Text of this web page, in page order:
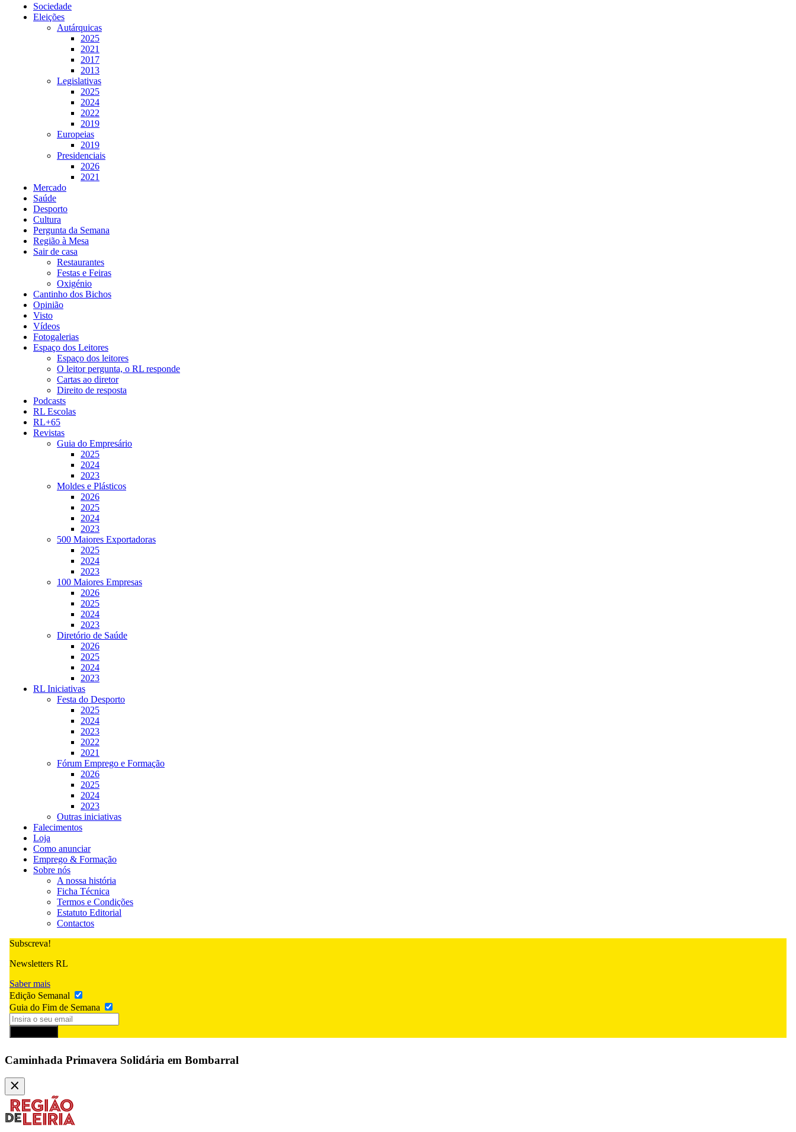
Sociedade
Eleições
Autárquicas
2025
2021
2017
2013
Legislativas
2025
2024
2022
2019
Europeias
2019
Presidenciais
2026
2021
Mercado
Saúde
Desporto
Cultura
Pergunta da Semana
Região à Mesa
Sair de casa
Restaurantes
Festas e Feiras
Oxigénio
Cantinho dos Bichos
Opinião
Visto
Vídeos
Fotogalerias
Espaço dos Leitores
Espaço dos leitores
O leitor pergunta, o RL responde
Cartas ao diretor
Direito de resposta
Podcasts
RL Escolas
RL+65
Revistas
Guia do Empresário
2025
2024
2023
Moldes e Plásticos
2026
2025
2024
2023
500 Maiores Exportadoras
2025
2024
2023
100 Maiores Empresas
2026
2025
2024
2023
Diretório de Saúde
2026
2025
2024
2023
RL Iniciativas
Festa do Desporto
2025
2024
2023
2022
2021
Fórum Emprego e Formação
2026
2025
2024
2023
Outras iniciativas
Falecimentos
Loja
Como anunciar
Emprego & Formação
Sobre nós
A nossa história
Ficha Técnica
Termos e Condições
Estatuto Editorial
Contactos
Subscreva!
Newsletters RL
Saber mais
Edição Semanal
Guia do Fim de Semana
Caminhada Primavera Solidária em Bombarral